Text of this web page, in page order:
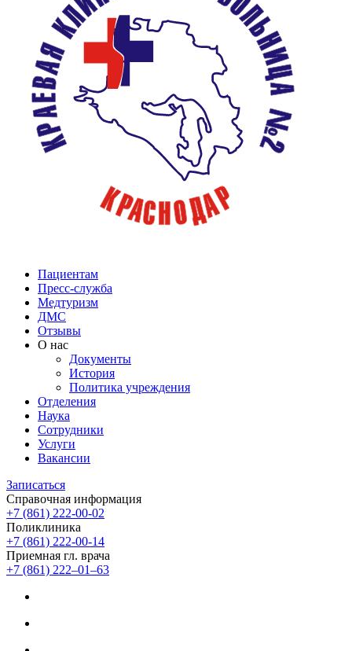
Пациентам
Пресс-служба
Медтуризм
ДМС
Отзывы
О нас
Документы
История
Политика учреждения
Отделения
Наука
Сотрудники
Услуги
Вакансии
Записаться
Справочная информация
+7 (861) 222-00-02
Поликлиника
+7 (861) 222-00-14
Приемная гл. врача
+7 (861) 222‒01‒63